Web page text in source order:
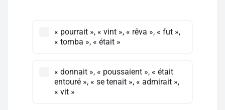
« pourrait », « vint », « rêva », « fut »,
« tomba », « était »
« donnait », « poussaient », « était
entouré », « se tenait », « admirait »,
« vit »